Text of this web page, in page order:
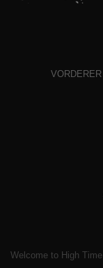
Welcome to High